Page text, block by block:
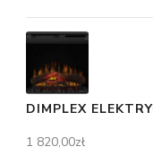
DIMPLEX
1 820,00zł